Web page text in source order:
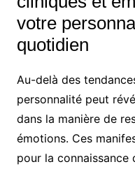
votre
quotidien
Au-delà des
personnalité peut
dans la manière de
émotions. Ces
pour la